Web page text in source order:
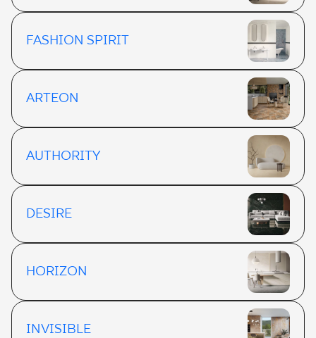
FASHION SPIRIT
ARTEON
AUTHORITY
DESIRE
HORIZON
INVISIBLE